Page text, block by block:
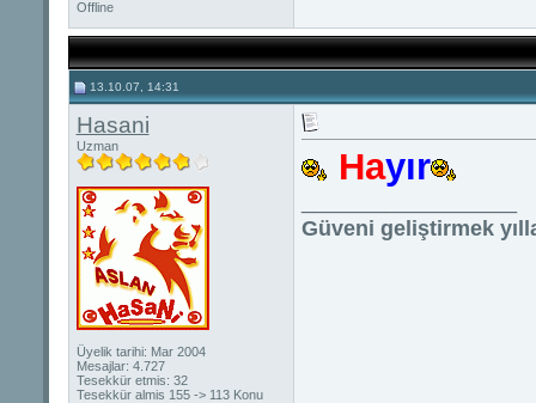
Offline
13.10.07, 14:31
Hasani
Uzman
Üyelik tarihi: Mar 2004
Mesajlar: 4.727
Tesekkür etmis: 32
Tesekkür almis 155 -> 113 Konu
Hayır
Güveni geliştirmek